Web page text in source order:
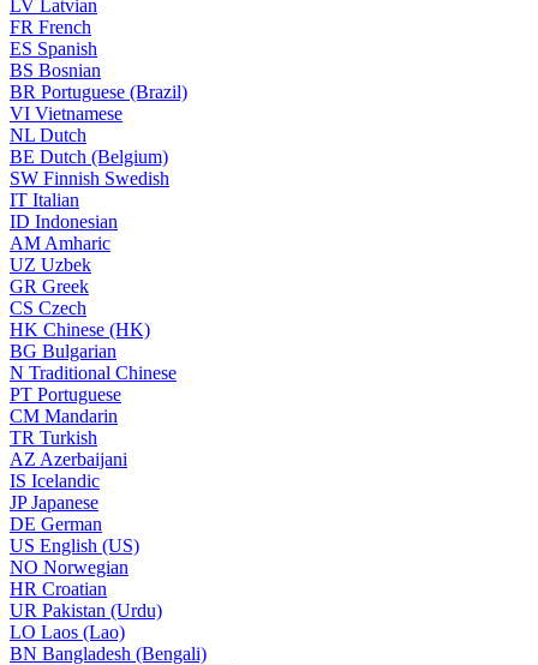
LV Latvian
FR French
ES Spanish
BS Bosnian
BR Portuguese (Brazil)
VI Vietnamese
NL Dutch
BE Dutch (Belgium)
SW Finnish Swedish
IT Italian
ID Indonesian
AM Amharic
UZ Uzbek
GR Greek
CS Czech
HK Chinese (HK)
BG Bulgarian
N Traditional Chinese
PT Portuguese
CM Mandarin
TR Turkish
AZ Azerbaijani
IS Icelandic
JPJapanese
DE German
US English (US)
NO Norwegian
HR Croatian
UR Pakistan (Urdu)
LO Laos (Lao)
BN Bangladesh (Bengali)